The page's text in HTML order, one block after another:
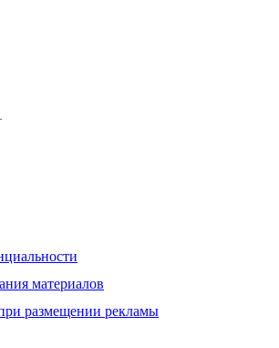
материалов
размещении рекламы